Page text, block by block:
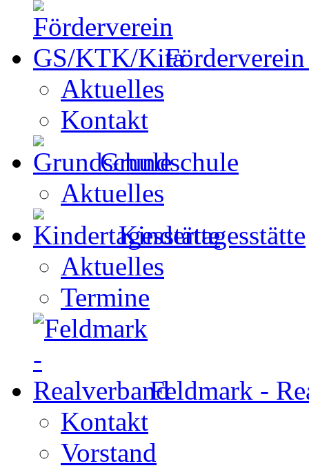
Aktuelles
Kontakt
Grundschule
Aktuelles
Kindertagesstätte
Aktuelles
Termine
Feldmark -
Kontakt
Vorstand